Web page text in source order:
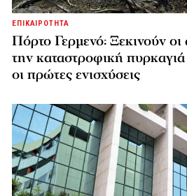
ΕΠΙΚΑΙΡΟΤΗΤΑ
Πόρτο Γερμενό: Ξεκινούν οι
την καταστροφική
οι πρώτες ενισχύσεις